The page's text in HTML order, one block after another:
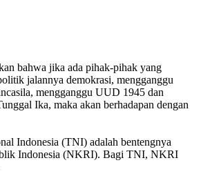
bahwa jika ada pihak-pihak yang
jalannya demokrasi, mengganggu
mengganggu UUD 1945 dan
Ika, maka akan berhadapan dengan
Indonesia (TNI) adalah bentengnya
Indonesia (NKRI). Bagi TNI, NKRI